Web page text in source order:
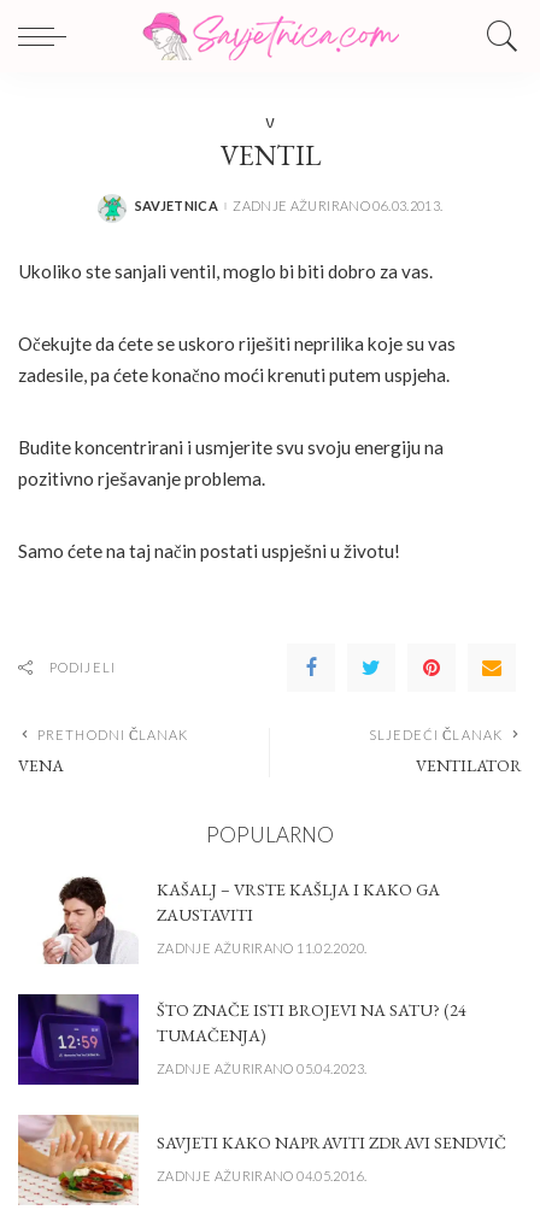
V
VENTIL
POSTED
SAVJETNICA ZADNJE AŽURIRANO 06.03.2013.
Ukoliko ste sanjali ventil, moglo bi biti dobro za vas.
Očekujte da ćete se uskoro riješiti neprilika koje su vas
zadesile, pa ćete konačno moći krenuti putem uspjeha.
Budite koncentrirani i usmjerite svu svoju energiju na
pozitivno rješavanje problema.
Samo ćete na taj način postati uspješni u životu!
PODIJELI
PRETHODNI ČLANAK
VENA
SLJEDEĆI ČLANAK
VENTILATOR
POPULARNO
KAŠALJ – VRSTE KAŠLJA I KAKO GA
ZAUSTAVITI
ZADNJE AŽURIRANO 11.02.2020.
ŠTO ZNAČE ISTI BROJEVI NA SATU? (24
TUMAČENJA)
ZADNJE AŽURIRANO 05.04.2023.
SAVJETI KAKO NAPRAVITI ZDRAVI SENDVIČ
ZADNJE AŽURIRANO 04.05.2016.